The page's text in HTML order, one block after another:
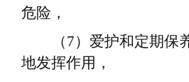
危险 ，
（7） 爱护和定期保
地发挥作用 ，